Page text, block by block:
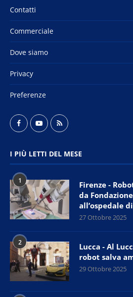
Contatti
Commerciale
Dove siamo
Privacy
Preferenze
I PIÙ LETTI DEL MESE
1
Firenze -
da
all’ospedale
27 Ottobre 2025
2
Lucca - Al
robot salva
29 Ottobre 2025